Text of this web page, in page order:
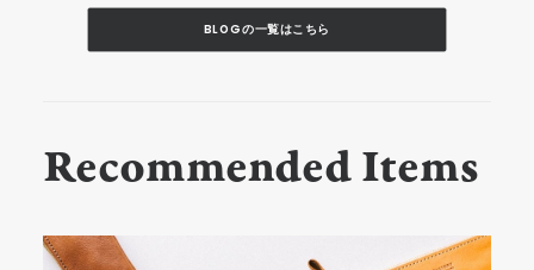
BLOGの一覧はこちら
Recommended Items